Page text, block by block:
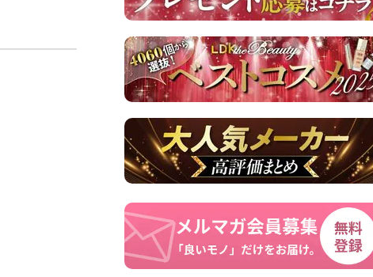
こ
商
品
を
見
る
Link
楽